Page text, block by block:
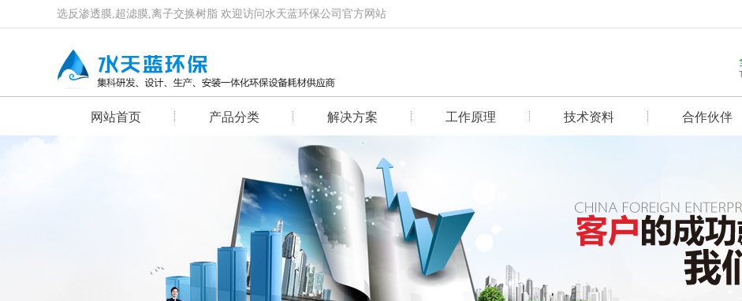
选反渗透膜,超滤膜,离子交换树脂 欢迎访问水天蓝环保公司官方网站
网站首页 产品分类 解决方案 工作原理 技术资料 合作伙伴